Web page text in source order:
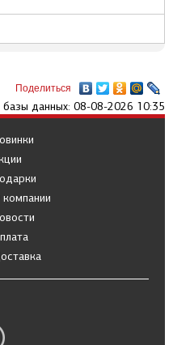
Поделиться
данных: 08-08-2026 10:35